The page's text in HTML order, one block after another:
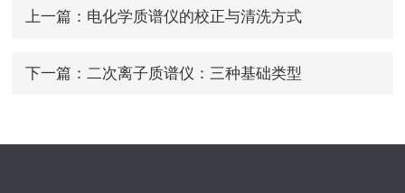
上一篇： 电化学质谱仪的校正与清洗方式
下一篇： 二次离子质谱仪：三种基础类型